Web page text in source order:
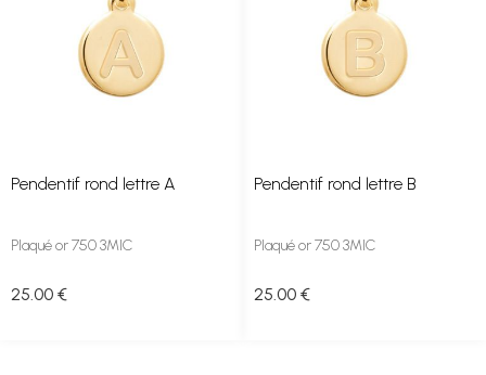
Pendentif rond lettre A
Plaqué or 750 3MIC
25 .00 €
Pendentif rond lettre B
Plaqué or 750 3MIC
25 .00 €